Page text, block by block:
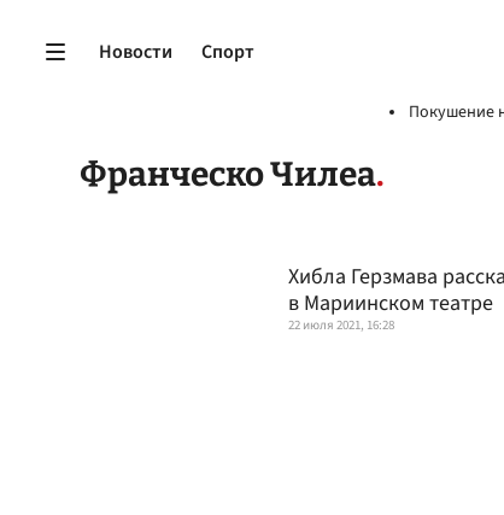
Новости Спорт
Покушение
Франческо Чилеа
Хибла Герзмава
в Мариинском театре
22 июля 2021, 16:28